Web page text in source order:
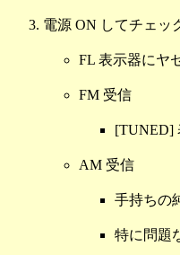
電源 ON してチェッ
FL 表示器にヤ
FM 受信
[TUNED]
AM 受信
手持ちの
特に問題